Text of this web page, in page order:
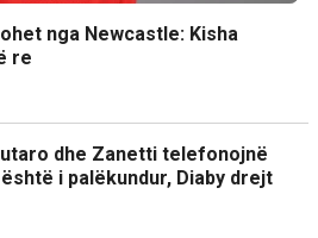
nga Newcastle: Kisha
re
dhe Zanetti telefonojnë
i palëkundur, Diaby drejt